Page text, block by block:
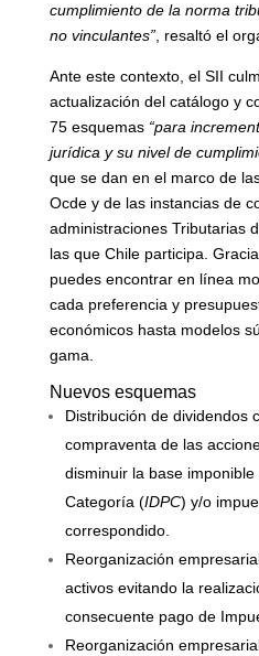
cumplimiento de la norma
no vinculantes”, resaltó el
Ante este contexto, el SII
actualización del catálogo y
75 esquemas“para
jurídica y su nivel de
que se dan en el marco de
Ocde y de las instancias de
administraciones Tributarias
las que Chile participa.
puedes encontrar en línea
cada preferencia y
económicos hasta modelos
gama.
Nuevos esquemas
Distribución de dividendos
compraventa de las
disminuir la base imponible
Categoría (IDPC) y/o
correspondido.
Reorganización
activos evitando la
consecuente pago de
Reorganización